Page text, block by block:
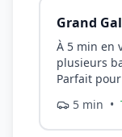
Grand
À 5 min en
plusieurs
Parfait
5 min •